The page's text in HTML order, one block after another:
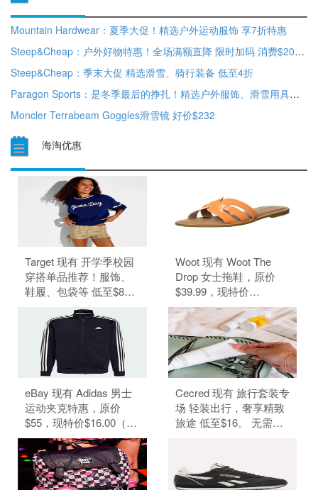
Mountain Hardwear：夏季大促！精选户外运动服饰 享7折特惠
Steep&Cheap：户外好物特惠！全场满额直降 限时加码 消费$200立减40
Steep&Cheap：季末大促 精选滑雪、骑行装备 低至4折
Paragon Sports：是冬季最后的挣扎！精选户外服饰、滑雪用具促销 低至6折
Moncler Terrabeam Goggles滑雪镜 好价$232
海淘优惠
Target 现有 开学季校园
穿搭单品推荐！服饰、
鞋履、包袋等 低至$8。
无需使用优惠码。 优惠
随时可能失效。
Woot 现有 Woot The
Drop 女士拖鞋，原价
$39.99，现特价
$6.99（约47.29元）。
无需使用优惠码。 优惠
随时可能失效。
eBay 现有 Adidas 男士
运动夹克特惠，原价
$55，现特价$16.00（约
108.25元）。 无需使用
优惠码。 优惠随时可能
失效。
Cecred 现有 旅行套装专
场 轻装出行，奢享精致
旅途 低至$16。 无需使
14点59分。 满$50.00免
美国境内运费。